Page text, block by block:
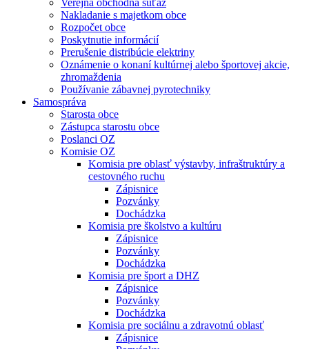
Verejná obchodná súťaž
Nakladanie s majetkom obce
Rozpočet obce
Poskytnutie informácií
Prerušenie distribúcie elektriny
Oznámenie o konaní kultúrnej alebo športovej akcie,
zhromaždenia
Používanie zábavnej pyrotechniky
Samospráva
Starosta obce
Zástupca starostu obce
Poslanci OZ
Komisie OZ
Komisia pre oblasť výstavby, infraštruktúry a
cestovného ruchu
Zápisnice
Pozvánky
Dochádzka
Komisia pre školstvo a kultúru
Zápisnice
Pozvánky
Dochádzka
Komisia pre šport a DHZ
Zápisnice
Pozvánky
Dochádzka
Komisia pre sociálnu a zdravotnú oblasť
Zápisnice